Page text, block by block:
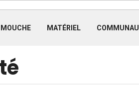
MOUCHE MATÉRIEL